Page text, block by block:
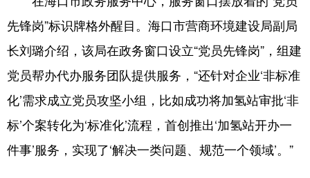
先锋岗”标识牌格外醒目。海口市营商环境建设局副局
长刘璐介绍，该局在政务窗口设立“党员先锋岗”，组建
党员帮办代办服务团队提供服务，“还针对企业‘非标准
化’需求成立党员攻坚小组，比如成功将加氢站审批‘非
标’个案转化为‘标准化’流程，首创推出‘加氢站开办一
件事’服务，实现了‘解决一类问题、规范一个领域’。”